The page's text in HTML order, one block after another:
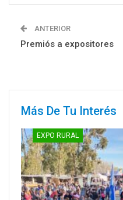
ANTERIOR
Premiós a expositores
Más De Tu Interés
EXPO RURAL